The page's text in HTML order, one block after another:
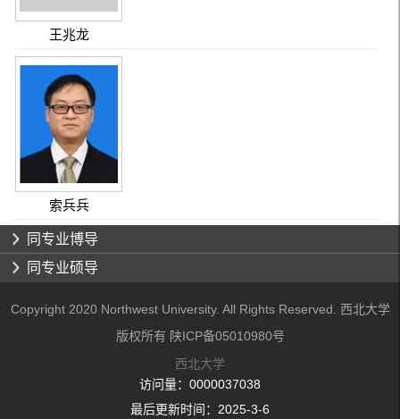
王兆龙
索兵兵
同专业博导
同专业硕导
Copyright 2020 Northwest University. All Rights Reserved. 西北大学
版权所有 陕ICP备05010980号
西北大学
访问量： 0000037038
最后更新时间： 2025-3-6